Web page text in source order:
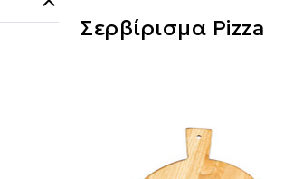
Σερβίρισμα Pizza